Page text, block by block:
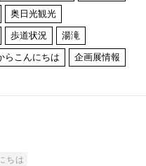
奥日光観光
歩道状況 湯滝
らこんにちは 企画展情報
ちは